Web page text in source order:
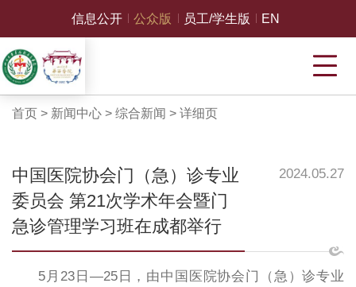
信息公开 公众版 员工/学生版 EN
首页 > 新闻中心> 综合新闻 > 详细页
中国医院协会门（急）诊专业
委员会 第21次学术年会暨门
急诊管理学习班在成都举行
2024.05.27
5月23日—25日，由中国医院协会门（急）诊专业